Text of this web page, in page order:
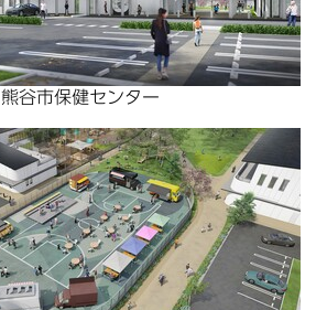
熊谷市保健センター